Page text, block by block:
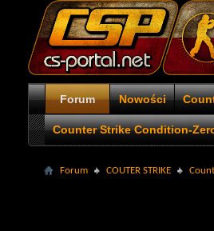
Forum Nowości
Counter Strike Condition-
Forum COUTER STRIKE